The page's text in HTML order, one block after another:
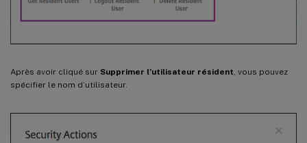
Après avoir cliqué sur Supprimer l’utilisateur résident, vous pouvez
spécifier le nom d’utilisateur.